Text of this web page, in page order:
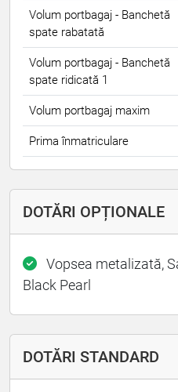
Volum portbagaj - Banchetă
spate rabatată
Volum portbagaj - Banchetă
spate ridicată 1
Volum portbagaj maxim
Prima înmatriculare
DOTĂRI OPȚIONALE
Vopsea metalizată,
Black Pearl
DOTĂRI STANDARD